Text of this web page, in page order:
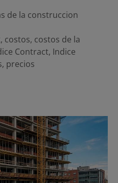
de la construccion
, costos, costos de la
Contract, Indice
, precios